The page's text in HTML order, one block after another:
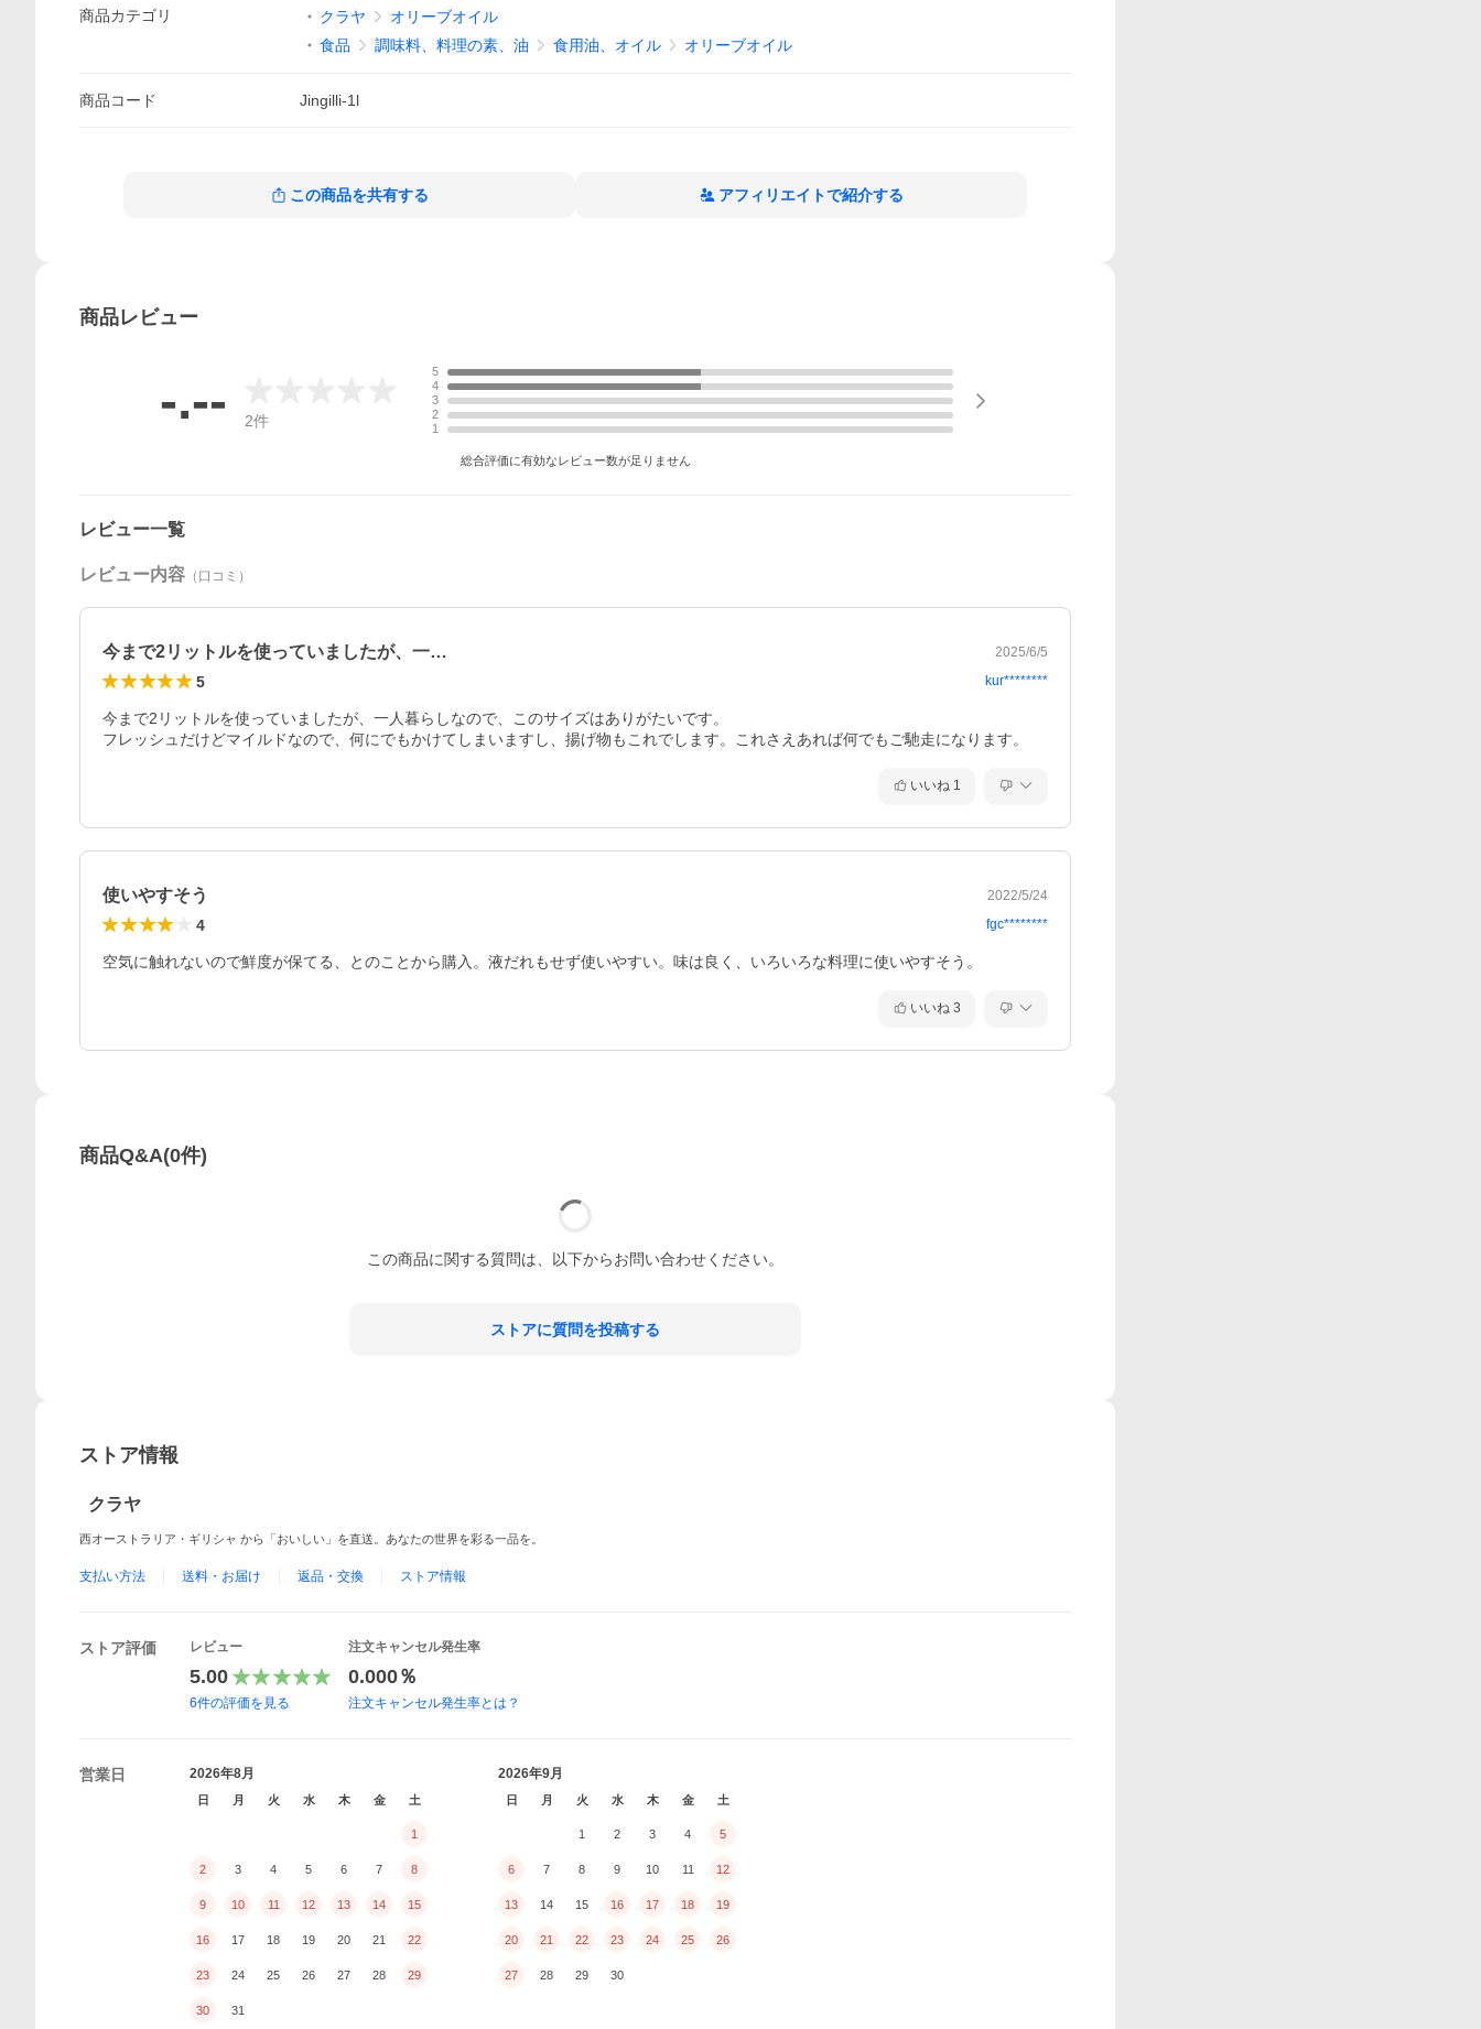
商品カテゴリ クラヤ
オリーブオイル
食品
調味料、料理の素、油 食用油、オイル オリーブオイル
商品コード Jingilli-1l
この商品を共有する アフィリエイトで紹介する
商品レビュー
-.-- 2件
5
4
3
2
1
総合評価に有効なレビュー数が足りません
レビュー一覧
レビュー内容 （口コミ）
今まで2リットルを使っていましたが、一… 2025/6/5
5 kur********
今まで2リットルを使っていましたが、一人暮らしなので、このサイズはありがたいです。
フレッシュだけどマイルドなので、何にでもかけてしまいますし、揚げ物もこれでします。これさえあれば何でもご馳走になります。
いいね 1
使いやすそう 2022/5/24
4 fgc********
いいね 3
商品Q&A(0件)
この商品に関する質問は、以下からお問い合わせください。
ストアに質問を投稿する
ストア情報
クラヤ
西オーストラリア・ギリシャ から「おいしい」を直送。あなたの世界を彩る一品を。
支払い方法 送料・お届け 返品・交換 ストア情報
ストア評価 レビュー
5.00
6件の評価を見る
注文キャンセル発生率
0.000％
注文キャンセル発生率とは？
営業日 2026年8月
日 月 火 水 木 金 土
1
2 3 4 5 6 7 8
9 10 11 12 13 14 15
16 17 18 19 20 21 22
23 24 25 26 27 28 29
30 31
2026年9月
日 月 火 水 木 金 土
1 2 3 4 5
6 7 8 9 10 11 12
13 14 15 16 17 18 19
20 21 22 23 24 25 26
27 28 29 30